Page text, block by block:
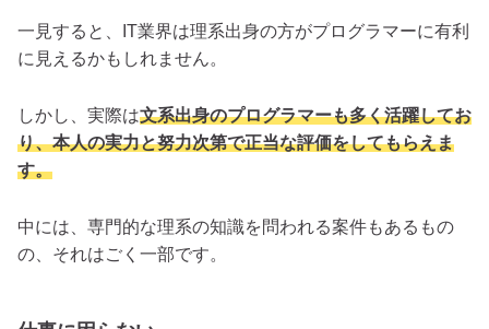
一見すると、IT業界は理系出身の方がプログラマーに有利
に見えるかもしれません。
しかし、実際は文系出身のプログラマーも多く活躍してお
り、本人の実力と努力次第で正当な評価をしてもらえま
す。
中には、専門的な理系の知識を問われる案件もあるもの
の、それはごく一部です。